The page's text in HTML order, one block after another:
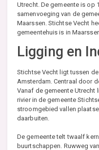
Utrecht. De gemeente is op
samenvoeging van de
Maarssen. Stichtse Vecht
gemeentehuis is in
Ligging en
Stichtse Vecht ligt tussen
Amsterdam. Centraal door
Vanaf de gemeente Utrecht
rivier in de gemeente
stroomgebied vallen
daarbuiten.
De gemeente telt twaalf
buurtschappen. Ruwweg